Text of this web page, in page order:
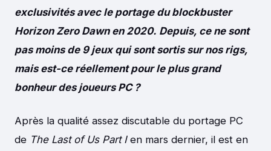
exclusivités avec le portage du blockbuster
Horizon Zero Dawn en 2020. Depuis, ce ne sont
pas moins de 9 jeux qui sont sortis sur nos rigs,
mais est-ce réellement pour le plus grand
bonheur des joueurs PC ?
Après la qualité assez discutable du portage PC
de The Last of Us Part Ien mars dernier, il est en